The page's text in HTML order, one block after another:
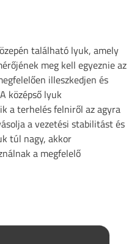
található lyuk, amely
meg kell egyeznie az
illeszkedjen és
középső lyuk
a terhelés felniről az agyra
a vezetési stabilitást és
túl nagy, akkor
a megfelelő